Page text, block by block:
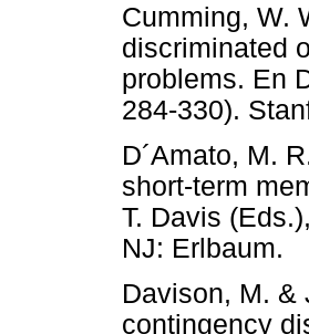
Cumming, W.
discriminated
problems. En
284-330).
D´Amato, M.
short-term
T. Davis (Eds.),
NJ:
Davison, M. &
contingency